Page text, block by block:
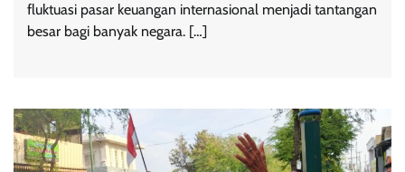
fluktuasi pasar keuangan internasional menjadi tantangan
besar bagi banyak negara. […]